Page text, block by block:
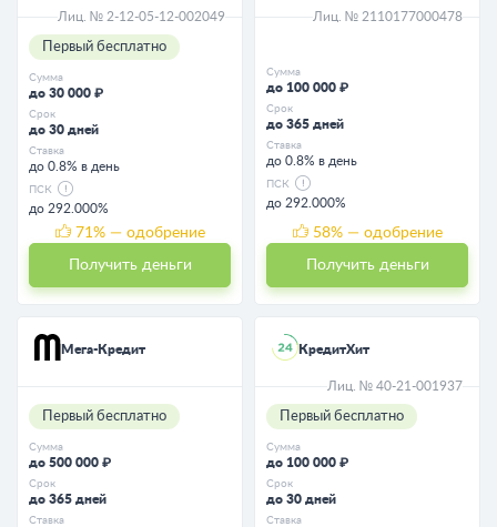
Лиц. № 2-12-05-12-002049
Первый бесплатно
Сумма
до 30 000 ₽
Срок
до 30 дней
Ставка
до 0.8% в день
ПСК
до 292.000%
71 % — одобрение
Получить деньги
Лиц. № 2110177000478
Сумма
до 100 000 ₽
Срок
до 365 дней
Ставка
до 0.8% в день
ПСК
до 292.000%
58% — одобрение
Получить деньги
Мега-Кредит
Первый бесплатно
Сумма
до 500 000 ₽
Срок
до 365 дней
Ставка
КредитХит
Лиц. № 40-21-001937
Первый бесплатно
Сумма
до 100 000 ₽
Срок
до 30 дней
Ставка